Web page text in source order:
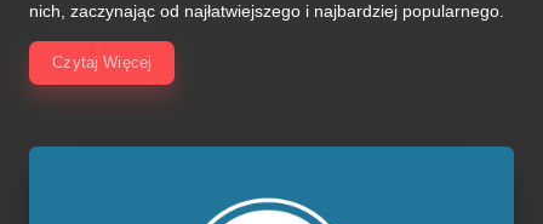
nich, zaczynając od najłatwiejszego i najbardziej popularnego.
Czytaj Więcej